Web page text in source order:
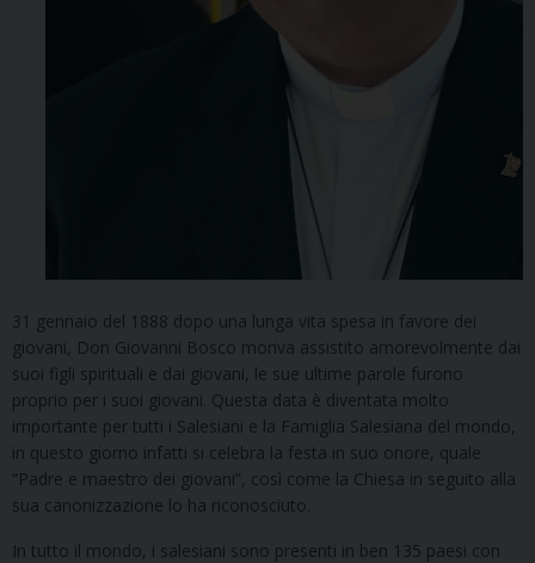
31 gennaio del 1888 dopo una lunga vita spesa in favore dei
giovani, Don Giovanni Bosco moriva assistito amorevolmente dai
suoi figli spirituali e dai giovani, le sue ultime parole furono
proprio per i suoi giovani. Questa data è diventata molto
importante per tutti i Salesiani e la Famiglia Salesiana del mondo,
in questo giorno infatti si celebra la festa in suo onore, quale
“Padre e maestro dei giovani”, così come la Chiesa in seguito alla
sua canonizzazione lo ha riconosciuto.
In tutto il mondo, i salesiani sono presenti in ben 135 paesi con